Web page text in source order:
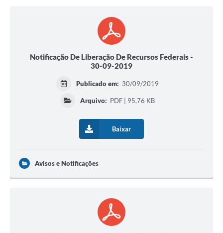
Notificação De Liberação De Recursos Federais -
30-09-2019
Publicado em: 30/09/2019
Arquivo: PDF | 95,76 KB
Baixar
Avisos e Notificações